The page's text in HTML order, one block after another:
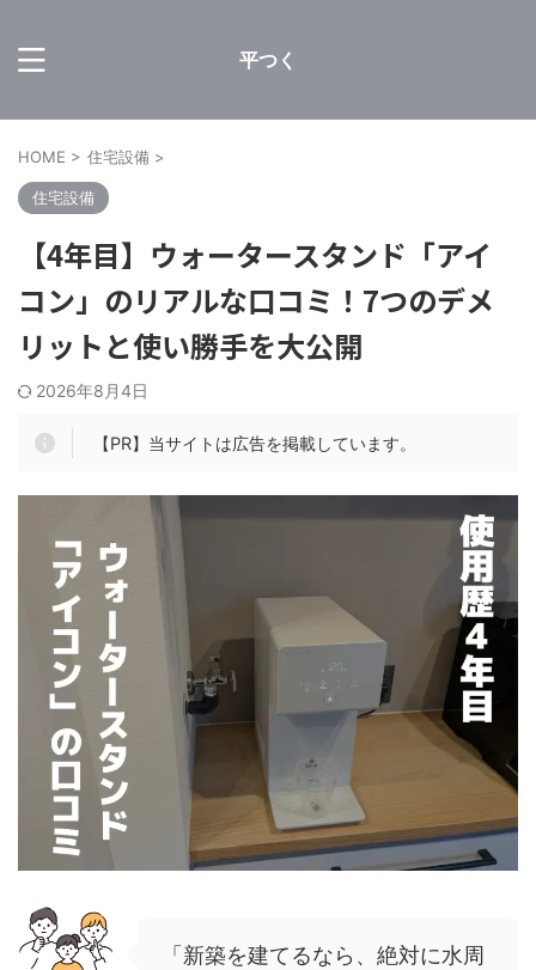
平つく
HOME > 住宅設備 >
住宅設備
【4年目】ウォータースタンド「アイ
コン」のリアルな口コミ！7つのデメ
リットと使い勝手を大公開
2026年8月4日
【PR】当サイトは広告を掲載しています。
「新築を建てるなら、絶対に水周